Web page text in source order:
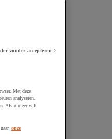
zonder accepteren >
Met deze
analyseren.
Als u meer wilt
onze